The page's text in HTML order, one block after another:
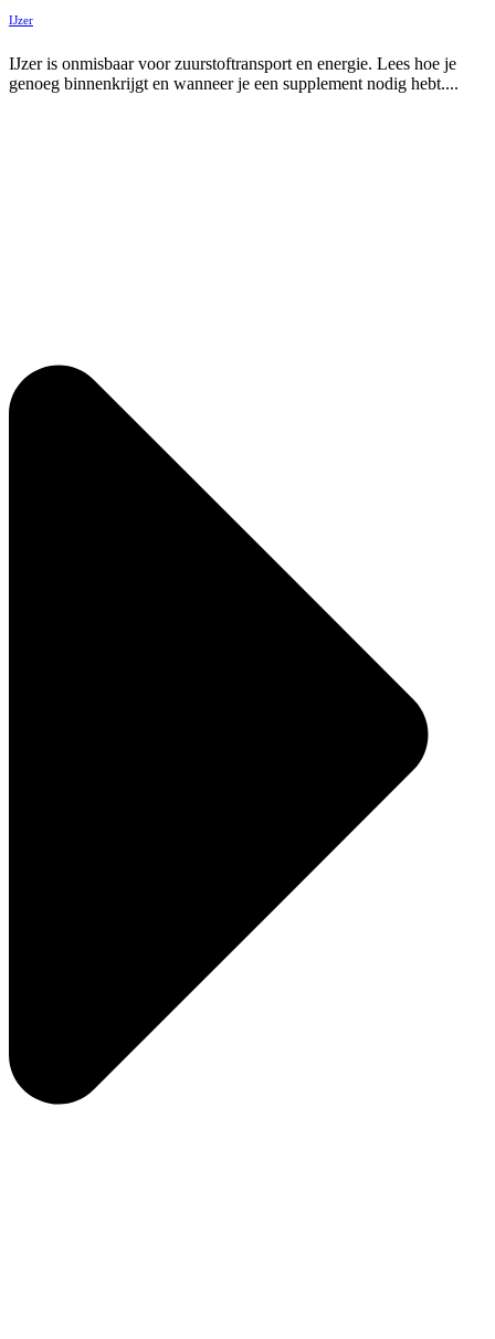
IJzer
IJzer is onmisbaar voor zuurstoftransport en energie. Lees hoe je
genoeg binnenkrijgt en wanneer je een supplement nodig hebt....